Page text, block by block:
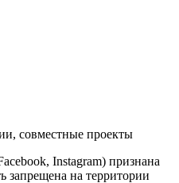
совместные проекты
Instagram) признана
запрещена на территории